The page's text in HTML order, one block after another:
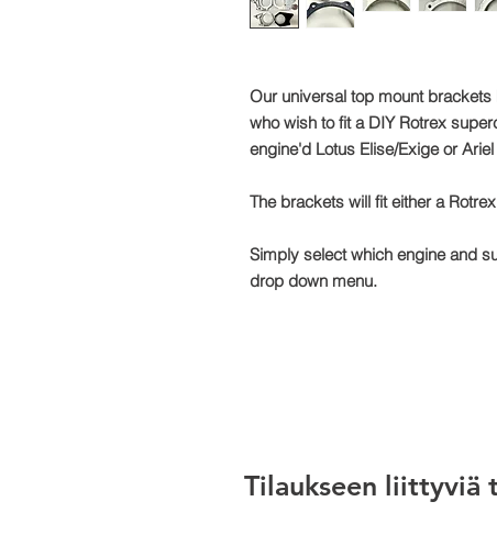
Our universal top mount
who wish to fit a DIY Rotrex
engine'd Lotus Elise/Exige or
The brackets will fit either a
Simply select which engine and
drop down menu.
Tilaukseen liittyviä